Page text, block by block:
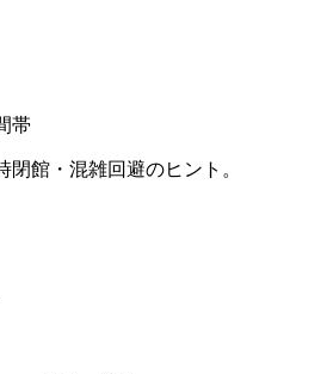
帯
閉館・混雑回避のヒント。